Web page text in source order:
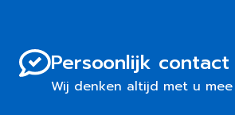
Persoonlijk contact
Wij denken altijd met u mee